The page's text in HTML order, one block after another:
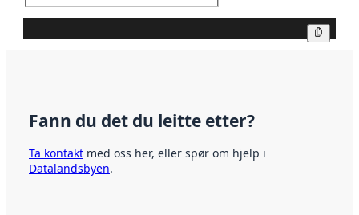
Fann du det du leitte etter?
Ta kontakt med oss her, eller spør om hjelp i
Datalandsbyen.